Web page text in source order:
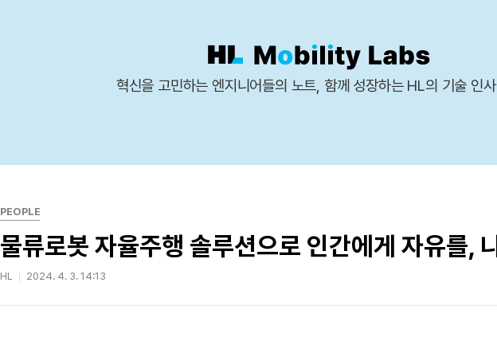
혁신을 고민하는 엔지니어들의 노트, 함께 성장하는 HL의 기술 인
PEOPLE
물류로봇 자율주행 솔루션으로 인간에게 자유를,
HL 2024. 4. 3. 14:13